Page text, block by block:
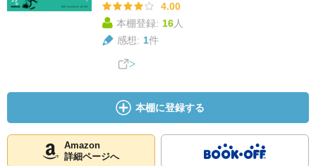
4.00
本棚登録: 16人
感想: 1件
本棚に登録する
Amazon
詳細ページへ